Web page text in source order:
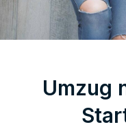
Umzug